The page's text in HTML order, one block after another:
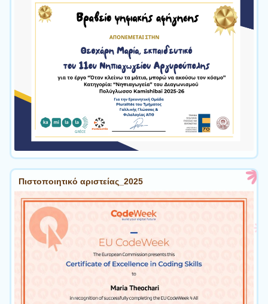
Πιστοποιητικό αριστείας_2025